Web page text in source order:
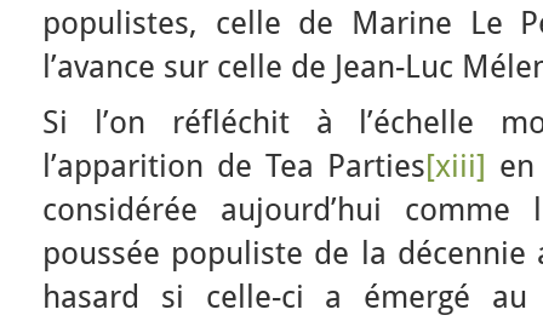
populistes, celle de Marine Le
l’avance sur celle de Jean-Luc
Si l’on réfléchit à l’échelle
l’apparition de Tea Parties[xiii]
considérée aujourd’hui
poussée populiste de la décennie
hasard si celle-ci a émergé